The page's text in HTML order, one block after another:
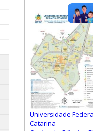
Universidade
Catarina